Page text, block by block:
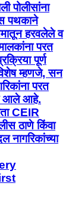
पोलीसांना
पथकाने
हरवलेले व
परत
पूर्ण
म्हणजे, सन
परत
आले आहे.
CEIR
ठाणे किंवा
नागरिकांच्या